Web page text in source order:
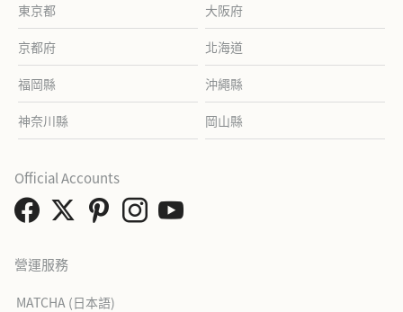
東京都 大阪府
京都府 北海道
福岡縣 沖繩縣
神奈川縣 岡山縣
營運服務
MATCHA (日本語)
Official Accounts